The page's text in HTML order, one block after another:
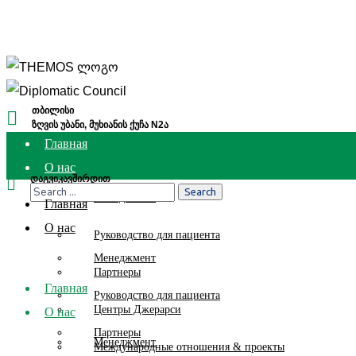
თბილისი
ზღვის უბანი, მუხიანის ქუჩა N2ა
დაგვიკავშირდით
(032) 2 111 112
Главная
О нас
Руководство для пациента
Партнеры
Центры Джерарси
Международные отношения & проекты
Главная
О нас
Менеджмент
Руководство для пациента
Партнеры
Главная
О нас
Менеджмент